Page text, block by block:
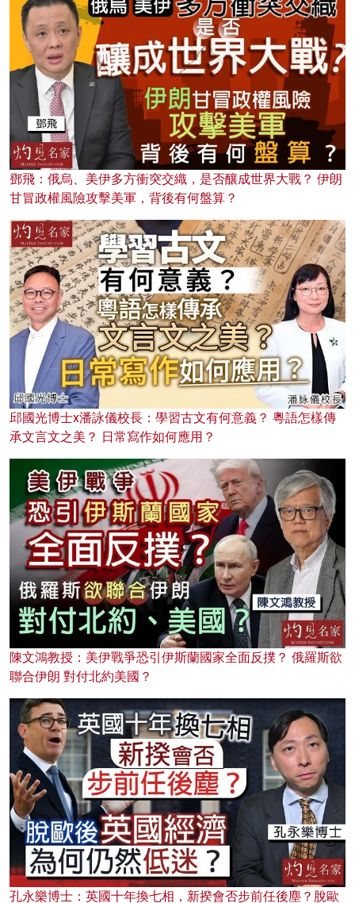
鄧飛：俄烏、美伊多方衝突交織，是否釀成世界大戰？ 伊朗
甘冒政權風險攻擊美軍，背後有何盤算？
邱國光博士x潘詠儀校長：學習古文有何意義？ 粵語怎樣傳
承文言文之美？ 日常寫作如何應用？
陳文鴻教授：美伊戰爭恐引伊斯蘭國家全面反撲？ 俄羅斯欲
聯合伊朗 對付北約美國？
孔永樂博士：英國十年換七相，新揆會否步前任後塵？脫歐